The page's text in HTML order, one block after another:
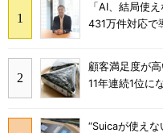
「AI、結局使
431万件対応で
顧客満足度が
11年連続1位に
“Suicaが使え